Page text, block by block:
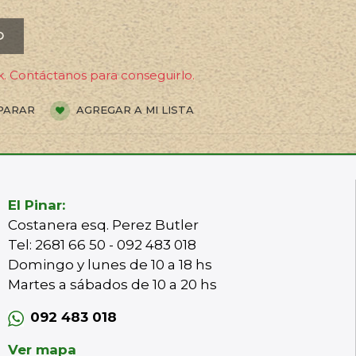
Contáctanos para conseguirlo.
AGREGAR A MI LISTA
El Pinar:
Costanera esq. Perez Butler
Tel: 2681 66 50 - 092 483 018
Domingo y lunes de 10 a 18 hs
Martes a sábados de 10 a 20 hs
092 483 018
Ver mapa